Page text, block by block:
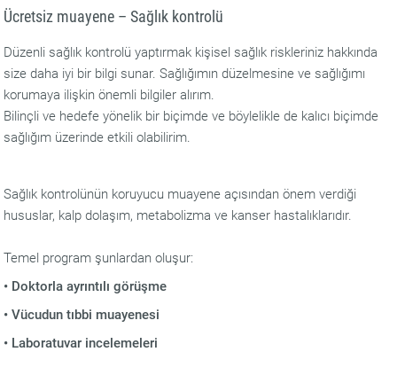
Ücretsiz muayene – Sağlık kontrolü
Düzenli sağlık kontrolü yaptırmak kişisel sağlık riskleriniz hakkında
size daha iyi bir bilgi sunar. Sağlığımın düzelmesine ve sağlığımı
korumaya ilişkin önemli bilgiler alırım.
Bilinçli ve hedefe yönelik bir biçimde ve böylelikle de kalıcı biçimde
sağlığım üzerinde etkili olabilirim.
Sağlık kontrolünün koruyucu muayene açısından önem verdiği
hususlar, kalp dolaşım, metabolizma ve kanser hastalıklarıdır.
Temel program şunlardan oluşur:
• Doktorla ayrıntılı görüşme
• Vücudun tıbbi muayenesi
• Laboratuvar incelemeleri